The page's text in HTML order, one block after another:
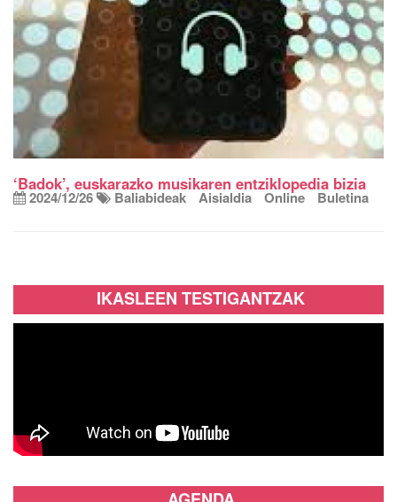
‘Badok’, euskarazko musikaren entziklopedia bizia
2024/12/26 Baliabideak Aisialdia Online Buletina
IKASLEEN TESTIGANTZAK